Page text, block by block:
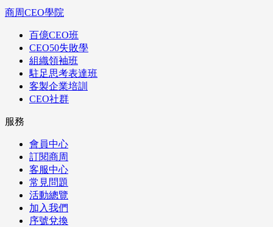
商周CEO學院
百億CEO班
CEO50失敗學
組織領袖班
駐足思考表達班
客製企業培訓
CEO社群
服務
會員中心
訂閱商周
客服中心
常見問題
活動總覽
加入我們
序號兌換